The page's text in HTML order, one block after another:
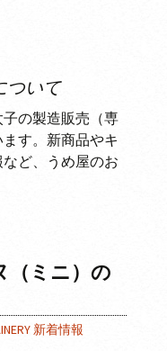
ついて
の製造販売（専
す。新商品やキ
ど、うめ屋のお
（ミニ）の
新着情報